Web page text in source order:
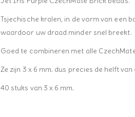
Tsjechische kralen, in de vorm van een
waardoor uw draad minder snel breekt.
Goed te combineren met alle
Ze zijn 3 x 6 mm. dus precies de helft van
40 stuks van 3 x 6 mm.